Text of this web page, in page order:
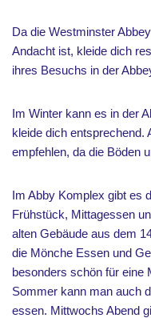
Da die Westminster
Andacht ist, kleide dich
ihres Besuchs in der
Im Winter kann es in der
kleide dich entsprechend.
empfehlen, da die Böden
Im Abby Komplex gibt es
Frühstück, Mittagessen
alten Gebäude aus dem
die Mönche Essen und
besonders schön für eine
Sommer kann man auch
essen. Mittwochs Abend